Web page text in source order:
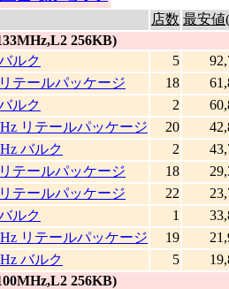
店数 最安値
256KB)
ルク
5
テールパッケージ
18
ルク
2
リテールパッケージ
20
バルク
2
テールパッケージ
18
テールパッケージ
22
ルク
1
リテールパッケージ
19
バルク
5
256KB)